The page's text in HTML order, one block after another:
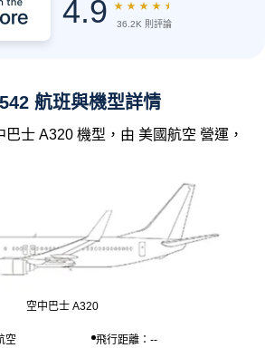
4.9 ★ ★ ★ ★ ★
36.2K 則評論
航班與機型詳情
士 A320 機型，由 美國航空 營運，
空中巴士 A320
空
飛行距離：--